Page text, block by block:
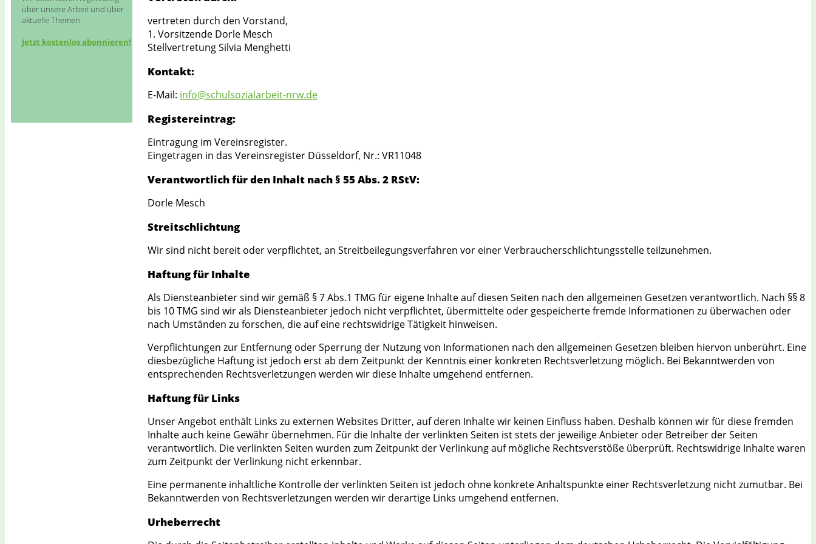
über unsere Arbeit und über
aktuelle Themen.
Jetzt kostenlos abonnieren!
vertreten durch den Vorstand,
1. Vorsitzende Dorle Mesch
Stellvertretung Silvia Menghetti
Kontakt:
E-Mail: info@schulsozialarbeit-nrw.de
Registereintrag:
Eintragung im Vereinsregister.
Eingetragen in das Vereinsregister Düsseldorf, Nr.: VR11048
Verantwortlich für den Inhalt nach § 55 Abs. 2 RStV:
Dorle Mesch
Streitschlichtung
Wir sind nicht bereit oder verpflichtet, an Streitbeilegungsverfahren vor einer Verbraucherschlichtungsstelle teilzunehmen.
Haftung für Inhalte
Als Diensteanbieter sind wir gemäß § 7 Abs.1 TMG für eigene Inhalte auf diesen Seiten nach den allgemeinen Gesetzen verantwortlich. Nach §§ 8
bis 10 TMG sind wir als Diensteanbieter jedoch nicht verpflichtet, übermittelte oder gespeicherte fremde Informationen zu überwachen oder
nach Umständen zu forschen, die auf eine rechtswidrige Tätigkeit hinweisen.
Verpflichtungen zur Entfernung oder Sperrung der Nutzung von Informationen nach den allgemeinen Gesetzen bleiben hiervon unberührt. Eine
diesbezügliche Haftung ist jedoch erst ab dem Zeitpunkt der Kenntnis einer konkreten Rechtsverletzung möglich. Bei Bekanntwerden von
entsprechenden Rechtsverletzungen werden wir diese Inhalte umgehend entfernen.
Haftung für Links
Unser Angebot enthält Links zu externen Websites Dritter, auf deren Inhalte wir keinen Einfluss haben. Deshalb können wir für diese fremden
Inhalte auch keine Gewähr übernehmen. Für die Inhalte der verlinkten Seiten ist stets der jeweilige Anbieter oder Betreiber der Seiten
verantwortlich. Die verlinkten Seiten wurden zum Zeitpunkt der Verlinkung auf mögliche Rechtsverstöße überprüft. Rechtswidrige Inhalte waren
zum Zeitpunkt der Verlinkung nicht erkennbar.
Eine permanente inhaltliche Kontrolle der verlinkten Seiten ist jedoch ohne konkrete Anhaltspunkte einer Rechtsverletzung nicht zumutbar. Bei
Bekanntwerden von Rechtsverletzungen werden wir derartige Links umgehend entfernen.
Urheberrecht